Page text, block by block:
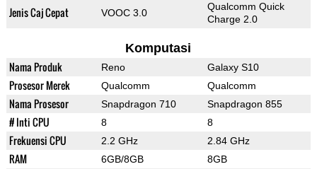
Jenis Caj Cepat VOOC 3.0
Qualcomm Quick
Charge 2.0
Komputasi
Nama Produk Reno Galaxy S10
Prosesor Merek Qualcomm Qualcomm
Nama Prosesor Snapdragon 710 Snapdragon 855
# Inti CPU 8 8
Frekuensi CPU 2.2 GHz 2.84 GHz
RAM 6GB/8GB 8GB